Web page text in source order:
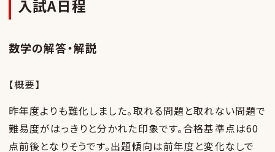
入試A日程
数学の解答・解説
【概要】
昨年度よりも難化しました。取れる問題と取れない問題で
難易度がはっきりと分かれた印象です。合格基準点は60
点前後となりそうです。出題傾向は前年度と変化なしで